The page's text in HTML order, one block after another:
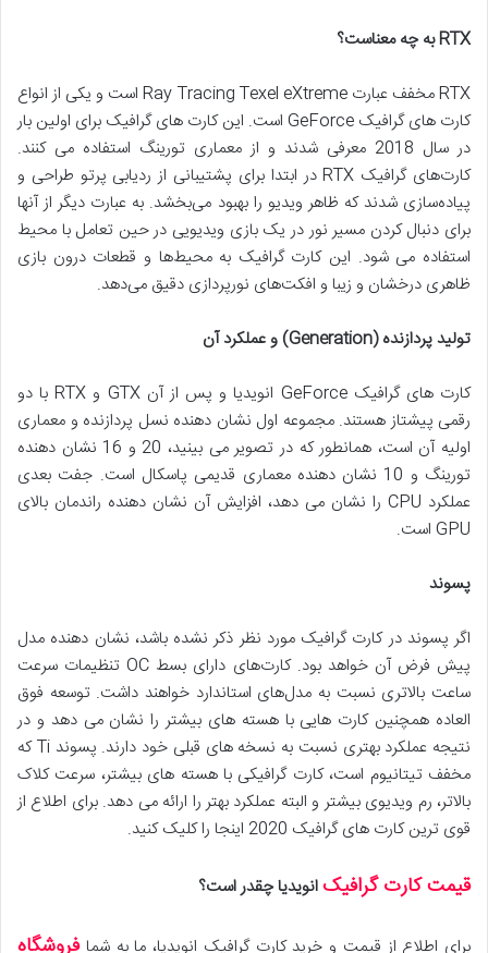
RTX به چه معناست؟
RTX مخفف عبارت Ray Tracing Texel eXtreme است و یکی از انواع
کارت های گرافیک GeForce است. این کارت های گرافیک برای اولین بار
در سال 2018 معرفی شدند و از معماری تورینگ استفاده می کنند.
کارت‌های گرافیک RTX در ابتدا برای پشتیبانی از ردیابی پرتو طراحی و
پیاده‌سازی شدند که ظاهر ویدیو را بهبود می‌بخشد. به عبارت دیگر از آنها
برای دنبال کردن مسیر نور در یک بازی ویدیویی در حین تعامل با محیط
استفاده می شود. این کارت گرافیک به محیط‌ها و قطعات درون بازی
ظاهری درخشان و زیبا و افکت‌های نورپردازی دقیق می‌دهد.
تولید پردازنده (Generation) و عملکرد آن
کارت های گرافیک GeForce انویدیا و پس از آن GTX و RTX با دو
رقمی پیشتاز هستند. مجموعه اول نشان دهنده نسل پردازنده و معماری
اولیه آن است، همانطور که در تصویر می بینید، 20 و 16 نشان دهنده
تورینگ و 10 نشان دهنده معماری قدیمی پاسکال است. جفت بعدی
عملکرد CPU را نشان می دهد، افزایش آن نشان دهنده راندمان بالای
GPU است.
پسوند
اگر پسوند در کارت گرافیک مورد نظر ذکر نشده باشد، نشان دهنده مدل
پیش فرض آن خواهد بود. کارت‌های دارای بسط OC تنظیمات سرعت
ساعت بالاتری نسبت به مدل‌های استاندارد خواهند داشت. توسعه فوق
العاده همچنین کارت هایی با هسته های بیشتر را نشان می دهد و در
نتیجه عملکرد بهتری نسبت به نسخه های قبلی خود دارند. پسوند Ti که
مخفف تیتانیوم است، کارت گرافیکی با هسته های بیشتر، سرعت کلاک
بالاتر، رم ویدیوی بیشتر و البته عملکرد بهتر را ارائه می دهد. برای اطلاع از
قوی ترین کارت های گرافیک 2020 اینجا را کلیک کنید.
قیمت کارت گرافیکانویدیا چقدر است؟
برای اطلاع از قیمت و خرید کارت گرافیک انویدیا، ما به شمافروشگاه